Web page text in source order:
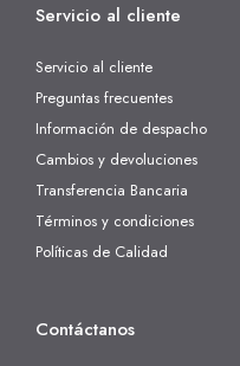
Servicio al cliente
Servicio al cliente
Preguntas frecuentes
Información de despacho
Cambios y devoluciones
Transferencia Bancaria
Términos y condiciones
Políticas de Calidad
Contáctanos